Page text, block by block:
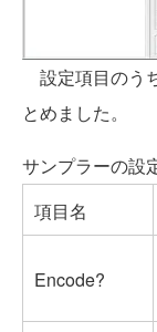
設定項目のう
とめました。
サンプラーの設
項目名
Encode?